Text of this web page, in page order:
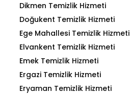
Dikmen Temizlik Hizmeti
Doğukent Temizlik Hizmeti
Ege Mahallesi Temizlik Hizmeti
Elvankent Temizlik Hizmeti
Emek Temizlik Hizmeti
Ergazi Temizlik Hizmeti
Eryaman Temizlik Hizmeti